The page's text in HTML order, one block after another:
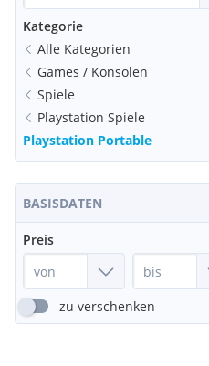
Kategorie
Alle Kategorien
Games / Konsolen
Spiele
Playstation Spiele
Playstation Portable
BASISDATEN
Preis
zu verschenken